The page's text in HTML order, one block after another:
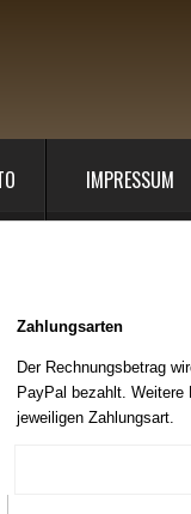
IMPRESSUM
Zahlungsarten
Der Rechnungsbetrag
PayPal bezahlt.
jeweiligen Zahlungsart.